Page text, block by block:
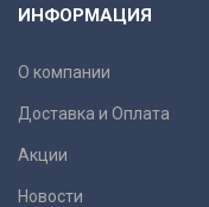
ИНФОРМАЦИЯ
О компании
Доставка и Оплата
Акции
Новости